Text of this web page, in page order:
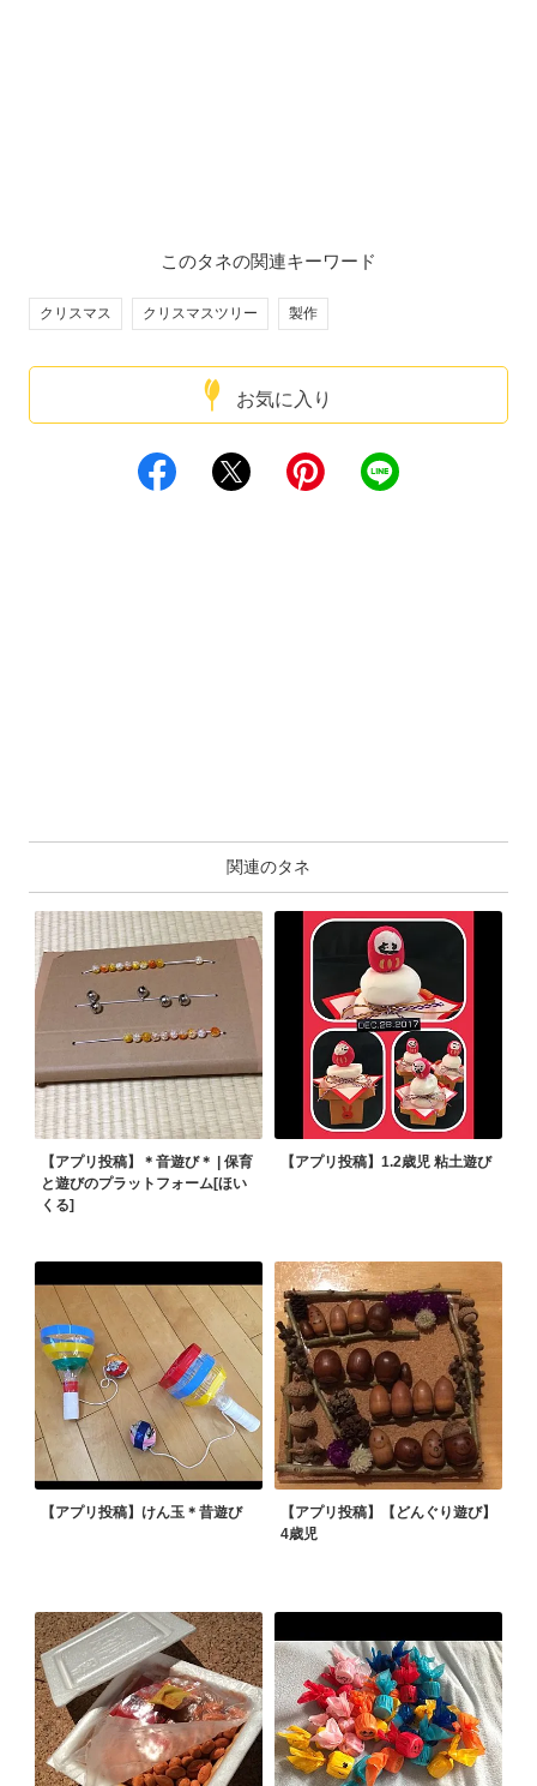
お気に入り
このタネの関連キーワード
クリスマス クリスマスツリー 製作
関連のタネ
【アプリ投稿】＊音遊び＊ | 保育
と遊びのプラットフォーム[ほい
くる]
【アプリ投稿】1.2歳児 粘土遊び
【アプリ投稿】けん玉＊昔遊び
【アプリ投稿】【どんぐり遊び】
4歳児